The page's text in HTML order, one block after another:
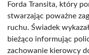
Forda Transita, który
stwarzając poważne
ruchu. Świadek
bieżąco informując
zachowanie kierowcy